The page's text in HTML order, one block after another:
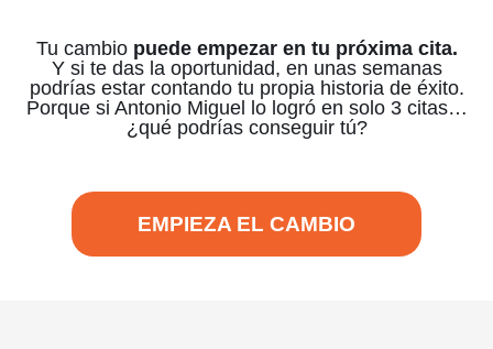
Tu cambio puede empezar en tu próxima cita.
Y si te das la oportunidad, en unas semanas
podrías estar contando tu propia historia de éxito.
Porque si Antonio Miguel lo logró en solo 3 citas…
¿qué podrías conseguir tú?
EMPIEZA EL CAMBIO